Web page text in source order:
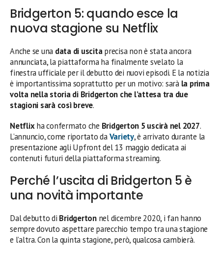
Bridgerton 5: quando esce la
nuova stagione su Netflix
Anche se una data di uscitaprecisa non è stata ancora
annunciata, la piattaforma ha finalmente svelato la
finestra ufficiale per il debutto dei nuovi episodi. E la notizia
è importantissima soprattutto per un motivo: sarà la prima
volta nella storia di Bridgerton che l’attesa tra due
stagioni sarà così breve.
Netflixha confermato che Bridgerton 5 uscirà nel 2027.
L’annuncio, come riportato daVariety, è arrivato durante la
presentazione agli Upfront del 13 maggio dedicata ai
contenuti futuri della piattaforma streaming.
Perché l’uscita di Bridgerton 5 è
una novità importante
Dal debutto di Bridgertonnel dicembre 2020, i fan hanno
sempre dovuto aspettare parecchio tempo tra una stagione
e l’altra. Con la quinta stagione, però, qualcosa cambierà.